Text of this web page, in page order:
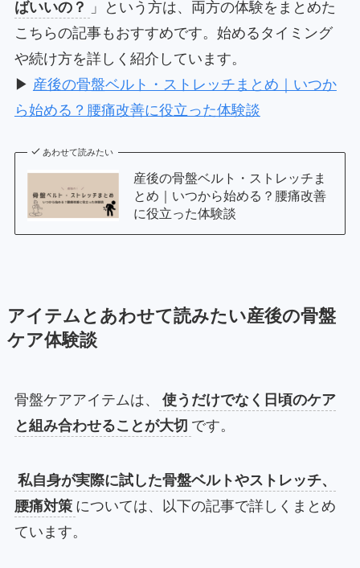
ばいいの？
」という方は、両方の体験をまとめた
こちらの記事もおすすめです。始めるタイミング
や続け方を詳しく紹介しています。
▶ 産後の骨盤ベルト・ストレッチまとめ｜いつか
ら始める？腰痛改善に役立った体験談
あわせて読みたい
産後の骨盤ベルト・ストレッチま
とめ｜いつから始める？腰痛改善
に役立った体験談
アイテムとあわせて読みたい産後の骨盤
ケア体験談
骨盤ケアアイテムは、
使うだけでなく日頃のケア
と組み合わせることが大切 です。
私自身が実際に試した骨盤ベルトやストレッチ、
腰痛対策 については、以下の記事で詳しくまとめ
ています。